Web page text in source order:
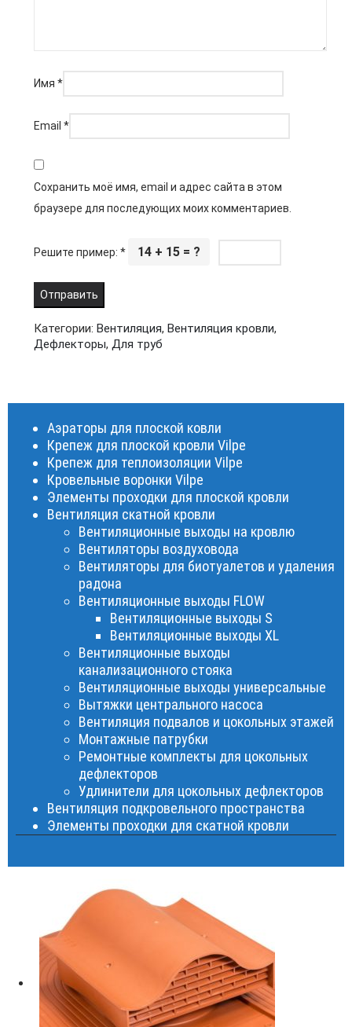
Имя *
Email *
Сохранить моё имя, email и адрес сайта в этом
браузере для последующих моих комментариев.
Решите пример: * 14 + 15 = ?
Категории: Вентиляция, Вентиляция кровли,
Дефлекторы, Для труб
Аэраторы для плоской ковли
Крепеж для плоской кровли Vilpe
Крепеж для теплоизоляции Vilpe
Кровельные воронки Vilpe
Элементы проходки для плоской кровли
Вентиляция скатной кровли
Вентиляционные выходы на кровлю
Вентиляторы воздуховода
Вентиляторы для биотуалетов и удаления
радона
Вентиляционные выходы FLOW
Вентиляционные выходы S
Вентиляционные выходы XL
Вентиляционные выходы
канализационного стояка
Вентиляционные выходы универсальные
Вытяжки центрального насоса
Вентиляция подвалов и цокольных этажей
Монтажные патрубки
Ремонтные комплекты для цокольных
дефлекторов
Удлинители для цокольных дефлекторов
Вентиляция подкровельного пространства
Элементы проходки для скатной кровли